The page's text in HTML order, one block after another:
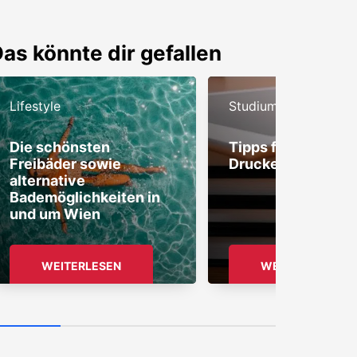
könnte dir gefallen
Lifestyle
Die schönsten
Freibäder sowie
alternative
Bademöglichkeiten in
und um Wien
WEITERLESEN
Studium
Tipps für
Drucken in Wien
WEITERLESEN